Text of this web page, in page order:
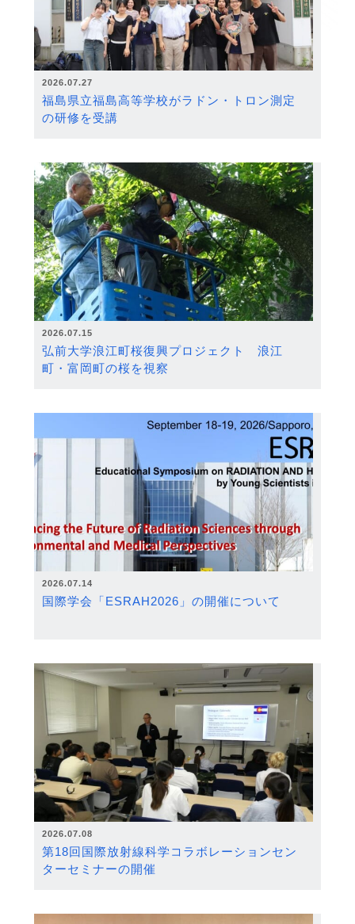
2026.07.27
福島県立福島高等学校がラドン・トロン測定
の研修を受講
2026.07.15
弘前大学浪江町桜復興プロジェクト 浪江
町・富岡町の桜を視察
2026.07.14
国際学会「ESRAH2026」の開催について
2026.07.08
第18回国際放射線科学コラボレーションセン
ターセミナーの開催